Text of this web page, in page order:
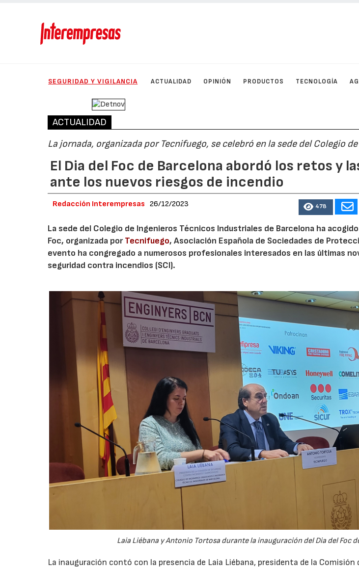
SEGURIDAD Y VIGILANCIA ACTUALIDAD OPINIÓN PRODUCTOS TECNOLOGÍA
ACTUALIDAD
La jornada, organizada por Tecnifuego, se celebró en la sede del Colegio
El Dia del Foc de Barcelona abordó los retos y
ante los nuevos riesgos de incendio
Redacción Interempresas 26/12/2023 478
La sede del Colegio de Ingenieros Técnicos Industriales de Barcelona ha
Foc, organizada porTecnifuego, Asociación Española de Sociedades de
evento ha congregado a numerosos profesionales interesados en las últimas
seguridad contra incendios (SCI).
Laia Liébana y Antonio Tortosa durante la inauguración del Dia del Foc
La inauguración contó con la presencia de Laia Liébana, presidenta de la Comisión